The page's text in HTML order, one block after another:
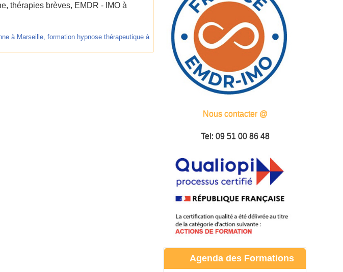
thérapies brèves, EMDR - IMO à
à Marseille, formation hypnose thérapeutique à
Nous contacter @
Tel: 09 51 00 86 48
Agenda des Formations